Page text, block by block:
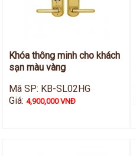
Khóa thông minh cho khách
sạn màu vàng
Mã SP: KB-SL02HG
Giá:4,900,000 VNĐ